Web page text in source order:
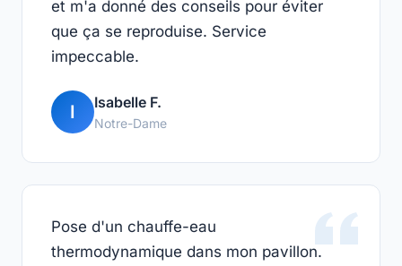
et m'a donné des conseils pour éviter
que ça se reproduise. Service
impeccable.
I Isabelle F.
Notre-Dame
Pose d'un chauffe-eau
thermodynamique dans mon pavillon.